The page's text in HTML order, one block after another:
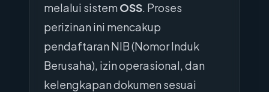
melalui sistem OSS. Proses
perizinan ini mencakup
pendaftaran NIB (Nomor Induk
Berusaha), izin operasional, dan
kelengkapan dokumen sesuai